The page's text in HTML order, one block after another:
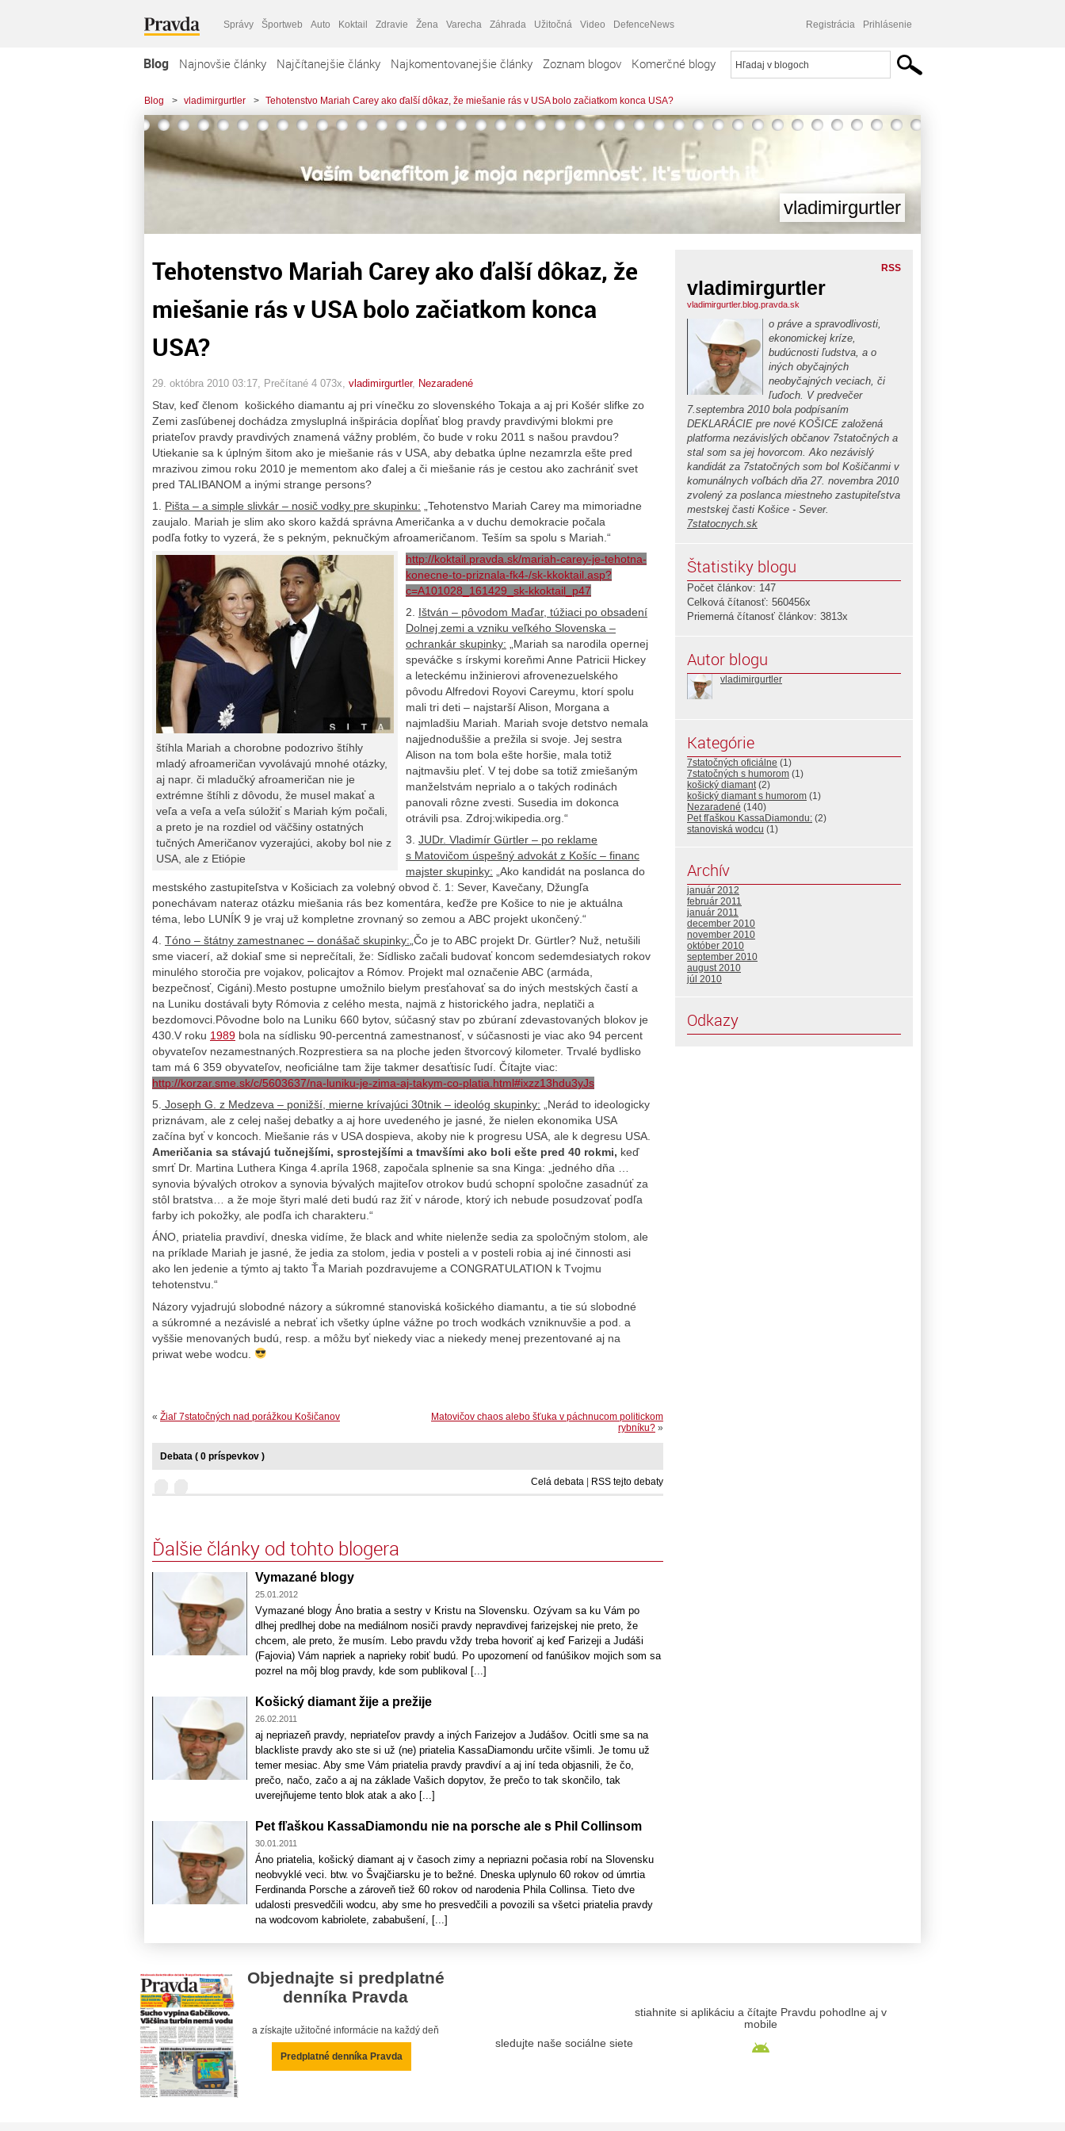
Správy Športweb Auto Koktail Zdravie Žena Varecha Záhrada Užitočná Video DefenceNews Registrácia Prihlásenie
Blog Najnovšie články Najčítanejšie články Najkomentovanejšie články Zoznam blogov Komerčné blogy
Blog > vladimirgurtler > Tehotenstvo Mariah Carey ako ďalší dôkaz, že miešanie rás v USA bolo začiatkom konca USA?
vladimirgurtler
Tehotenstvo Mariah Carey ako ďalší dôkaz, že
miešanie rás v USA bolo začiatkom konca
USA?
29. októbra 2010 03:17 , Prečítané 4 073x, vladimirgurtler, Nezaradené
Stav, keď členom košického diamantu aj pri vínečku zo slovenského Tokaja a aj pri Košér slifke zo
Zemi zasľúbenej dochádza zmysluplná inšpirácia dopĺňať blog pravdy pravdivými blokmi pre
priateľov pravdy pravdivých znamená vážny problém, čo bude v roku 2011 s našou pravdou?
Utiekanie sa k úplným šitom ako je miešanie rás v USA, aby debatka úplne nezamrzla ešte pred
mrazivou zimou roku 2010 je mementom ako ďalej a či miešanie rás je cestou ako zachrániť svet
pred TALIBANOM a inými strange persons?
1. Pišta – a simple slivkár – nosič vodky pre skupinku: „Tehotenstvo Mariah Carey ma mimoriadne
zaujalo. Mariah je slim ako skoro každá správna Američanka a v duchu demokracie počala
podľa fotky to vyzerá, že s pekným, peknučkým afroameričanom. Teším sa spolu s Mariah.“
štíhla Mariah a chorobne podozrivo štíhly
mladý afroameričan vyvolávajú mnohé otázky,
aj napr. či mladučký afroameričan nie je
extrémne štíhli z dôvodu, že musel makať a
veľa a veľa a veľa súložiť s Mariah kým počali,
a preto je na rozdiel od väčšiny ostatných
tučných Američanov vyzerajúci, akoby bol nie z
USA, ale z Etiópie
http://koktail.pravda.sk/mariah-carey-je-tehotna-
konecne-to-priznala-fk4-/sk-kkoktail.asp?
c=A101028_161429_sk-kkoktail_p47
2. Ištván – pôvodom Maďar, túžiaci po obsadení
Dolnej zemi a vzniku veľkého Slovenska –
ochrankár skupinky: „Mariah sa narodila opernej
speváčke s írskymi koreňmi Anne Patricii Hickey
a leteckému inžinierovi afrovenezuelského
pôvodu Alfredovi Royovi Careymu, ktorí spolu
mali tri deti – najstarší Alison, Morgana a
najmladšiu Mariah. Mariah svoje detstvo nemala
najjednoduššie a prežila si svoje. Jej sestra
Alison na tom bola ešte horšie, mala totiž
najtmavšiu pleť. V tej dobe sa totiž zmiešaným
manželstvám neprialo a o takých rodinách
panovali rôzne zvesti. Susedia im dokonca
otrávili psa. Zdroj:wikipedia.org.“
3. JUDr. Vladimír Gürtler – po reklame
s Matovičom úspešný advokát z Košíc – financ
majster skupinky: „Ako kandidát na poslanca do
mestského zastupiteľstva v Košiciach za volebný obvod č. 1: Sever, Kavečany, Džungľa
ponechávam nateraz otázku miešania rás bez komentára, keďže pre Košice to nie je aktuálna
téma, lebo LUNÍK 9 je vraj už kompletne zrovnaný so zemou a ABC projekt ukončený.“
4. Tóno – štátny zamestnanec – donášač skupinky:„Čo je to ABC projekt Dr. Gürtler? Nuž, netušili
sme viacerí, až dokiaľ sme si neprečítali, že: Sídlisko začali budovať koncom sedemdesiatych rokov
minulého storočia pre vojakov, policajtov a Rómov. Projekt mal označenie ABC (armáda,
bezpečnosť, Cigáni).Mesto postupne umožnilo bielym presťahovať sa do iných mestských častí a
na Luniku dostávali byty Rómovia z celého mesta, najmä z historického jadra, neplatiči a
bezdomovci.Pôvodne bolo na Luniku 660 bytov, súčasný stav po zbúraní zdevastovaných blokov je
430.V roku 1989 bola na sídlisku 90-percentná zamestnanosť, v súčasnosti je viac ako 94 percent
obyvateľov nezamestnaných.Rozprestiera sa na ploche jeden štvorcový kilometer. Trvalé bydlisko
tam má 6 359 obyvateľov, neoficiálne tam žije takmer desaťtisíc ľudí. Čítajte viac:
http://korzar.sme.sk/c/5603637/na-luniku-je-zima-aj-takym-co-platia.html#ixzz13hdu3yJs
5. Joseph G. z Medzeva – ponižší, mierne krívajúci 30tnik – ideológ skupinky: „Nerád to ideologicky
priznávam, ale z celej našej debatky a aj hore uvedeného je jasné, že nielen ekonomika USA
začína byť v koncoch. Miešanie rás v USA dospieva, akoby nie k progresu USA, ale k degresu USA.
Američania sa stávajú tučnejšími, sprostejšími a tmavšími ako boli ešte pred 40 rokmi, keď
smrť Dr. Martina Luthera Kinga 4.apríla 1968, započala splnenie sa sna Kinga: „jedného dňa …
synovia bývalých otrokov a synovia bývalých majiteľov otrokov budú schopní spoločne zasadnúť za
stôl bratstva… a že moje štyri malé deti budú raz žiť v národe, ktorý ich nebude posudzovať podľa
farby ich pokožky, ale podľa ich charakteru.“
ÁNO, priatelia pravdiví, dneska vidíme, že black and white nielenže sedia za spoločným stolom, ale
na príklade Mariah je jasné, že jedia za stolom, jedia v posteli a v posteli robia aj iné činnosti asi
ako len jedenie a týmto aj takto Ťa Mariah pozdravujeme a CONGRATULATION k Tvojmu
tehotenstvu.“
Názory vyjadrujú slobodné názory a súkromné stanoviská košického diamantu, a tie sú slobodné
a súkromné a nezávislé a nebrať ich všetky úplne vážne po troch wodkách vzniknuvšie a pod. a
vyššie menovaných budú, resp. a môžu byť niekedy viac a niekedy menej prezentované aj na
priwat webe wodcu.
Matovičov chaos alebo šťuka v páchnucom politickom
rybníku? »
« Žiaľ 7statočných nad porážkou Košičanov
Debata ( 0 príspevkov )
Celá debata | RSS tejto debaty
Ďalšie články od tohto blogera
Vymazané blogy
25.01.2012
Vymazané blogy Áno bratia a sestry v Kristu na Slovensku. Ozývam sa ku Vám po
dlhej predlhej dobe na mediálnom nosiči pravdy nepravdivej farizejskej nie preto, že
chcem, ale preto, že musím. Lebo pravdu vždy treba hovoriť aj keď Farizeji a Judáši
(Fajovia) Vám napriek a naprieky robiť budú. Po upozornení od fanúšikov mojich som sa
pozrel na môj blog pravdy, kde som publikoval [...]
Košický diamant žije a prežije
26.02.2011
aj nepriazeň pravdy, nepriateľov pravdy a iných Farizejov a Judášov. Ocitli sme sa na
blackliste pravdy ako ste si už (ne) priatelia KassaDiamondu určite všimli. Je tomu už
temer mesiac. Aby sme Vám priatelia pravdy pravdiví a aj iní teda objasnili, že čo,
prečo, načo, začo a aj na základe Vašich dopytov, že prečo to tak skončilo, tak
uverejňujeme tento blok atak a ako [...]
Pet fľaškou KassaDiamondu nie na porsche ale s Phil Collinsom
30.01.2011
Áno priatelia, košický diamant aj v časoch zimy a nepriazni počasia robí na Slovensku
neobvyklé veci. btw. vo Švajčiarsku je to bežné. Dneska uplynulo 60 rokov od úmrtia
Ferdinanda Porsche a zároveň tiež 60 rokov od narodenia Phila Collinsa. Tieto dve
udalosti presvedčili wodcu, aby sme ho presvedčili a povozili sa všetci priatelia pravdy
na wodcovom kabriolete, zababušení, [...]
RSS
vladimirgurtler
vladimirgurtler.blog.pravda.sk
o práve a spravodlivosti,
ekonomickej kríze,
budúcnosti ľudstva, a o
iných obyčajných
neobyčajných veciach, či
ľuďoch. V predvečer
7.septembra 2010 bola podpísaním
DEKLARÁCIE pre nové KOŠICE založená
platforma nezávislých občanov 7statočných a
stal som sa jej hovorcom. Ako nezávislý
kandidát za 7statočných som bol Košičanmi v
komunálnych voľbách dňa 27. novembra 2010
zvolený za poslanca miestneho zastupiteľstva
mestskej časti Košice - Sever.
7statocnych.sk
Štatistiky blogu
Počet článkov: 147
Celková čítanosť: 560456x
Priemerná čítanosť článkov: 3813x
Autor blogu
vladimirgurtler
Kategórie
7statočných oficiálne (1)
7statočných s humorom (1)
košický diamant(2)
košický diamant s humorom (1)
Nezaradené (140)
Pet fľaškou KassaDiamondu: (2)
stanoviská wodcu (1)
Archív
január 2012
február 2011
január 2011
december 2010
november 2010
október 2010
september 2010
august 2010
júl 2010
Odkazy
Objednajte si predplatné
denníka Pravda
a získajte užitočné informácie na každý deň
Predplatné denníka Pravda
sledujte naše sociálne siete
stiahnite si aplikáciu a čítajte Pravdu pohodlne aj v
mobile